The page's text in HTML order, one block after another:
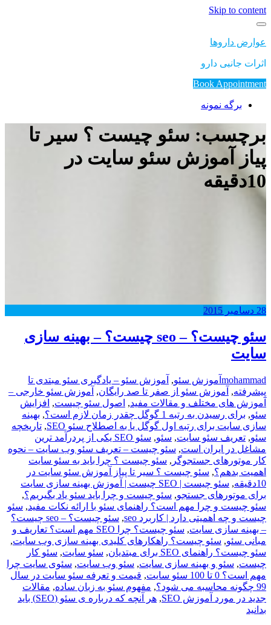
Skip to content
عوارض داروها
اثرات جانبی دارو
Book Appointment
برگه نمونه
برچسب: سئو چیست ؟ سیر تا
پیاز آموزش سئو سایت در
10دقیقه
28 دسامبر 2015
سئو چیست؟ – seo چیست؟ – بهینه سازی
سایت
mohammad آموزش سئو, آموزش سئو – یادگیری سئو مبتدی تا
پیشرفته, آموزش سئو از صفر تا صد رایگان, آموزش سئو خارجی –
آموزش های مختلف و مقالات مفید, اصول سئو چیست, افزایش
سئو, برای رسیدن به رتبه 1 گوگل چقدر زمان لازم است؟ , بهینه
سازی سایت برای رتبه اول گوگل یا به اصطلاح سئو SEO
, تاریخچه
سئو,
, سئو,
سئو SEO یکی از پردرآمد ترین
مشاغل در ایران است, سئو چیست – تعریف سئو وب سایت – نحوه
کار موتورهای جستجوگر , سئو چیست ؟ چرا باید به سئو سایت
اهمیت بدهم؟, سئو چیست ؟ سیر تا پیاز آموزش سئو سایت در
10دقیقه
,
سئو چیست | SEO چیست | آموزش بهینه سازی سایت
برای موتورهای جستجو, سئو چیست و چرا باید سئو یاد بگیریم؟,
سئو چیست و چرا مهم است؟ راهنمای سئو با ارائه نکات مفید, سئو
چیست و چه اهمیتی دارد | کاربرد seo
,
سئو چیست؟ – seo چیست؟
– بهینه سازی سایت,
سئو چیست؟ چرا SEO مهم است؟ تعاریف و
مبانی سئو, سئو چیست؟ راهکارهای کلیدی بهینه سازی وب سایت,
سئو چیست؟ راهنمای SEO برای مبتدیان
, سئو سایت, سئو کار
چیست, سئو و بهینه سازی سایت, سئو وب سایت, سئوی سایت چرا
مهم است؟ 0 تا 100 سئو سایت
, قیمت و تعرفه سئو سایت در سال
99 چگونه محاسبه می شود؟
, مفهوم سئو به زبان ساده, مقالات
جدید در مورد آموزش SEO
,
هر آنچه که درباره ی سئو (SEO) باید
بدانید